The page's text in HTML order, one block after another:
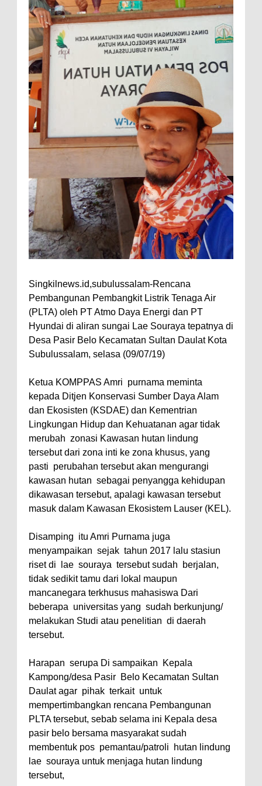
Singkilnews.id,subulussalam-Rencana
Pembangunan Pembangkit Listrik Tenaga Air
(PLTA) oleh PT Atmo Daya Energi dan PT
Hyundai di aliran sungai Lae Souraya tepatnya di
Desa Pasir Belo Kecamatan Sultan Daulat Kota
Subulussalam, selasa (09/07/19)
Ketua KOMPPAS Amri purnama meminta
kepada Ditjen Konservasi Sumber Daya Alam
dan Ekosisten (KSDAE) dan Kementrian
Lingkungan Hidup dan Kehuatanan agar tidak
merubah zonasi Kawasan hutan lindung
tersebut dari zona inti ke zona khusus, yang
pasti perubahan tersebut akan mengurangi
kawasan hutan sebagai penyangga kehidupan
dikawasan tersebut, apalagi kawasan tersebut
masuk dalam Kawasan Ekosistem Lauser (KEL).
Disamping itu Amri Purnama juga
menyampaikan sejak tahun 2017 lalu stasiun
riset di
lae souraya tersebut sudah
berjalan,
tidak sedikit tamu dari lokal maupun
mancanegara terkhusus mahasiswa Dari
beberapa universitas yang sudah berkunjung/
melakukan Studi atau penelitian di daerah
tersebut.
Harapan serupa Di sampaikan
Kepala
Kampong/desa Pasir Belo Kecamatan Sultan
Daulat agar pihak terkait untuk
mempertimbangkan rencana Pembangunan
PLTA tersebut, sebab selama ini Kepala desa
pasir belo bersama masyarakat sudah
membentuk pos pemantau/patroli
hutan lindung
lae souraya untuk menjaga hutan lindung
tersebut,